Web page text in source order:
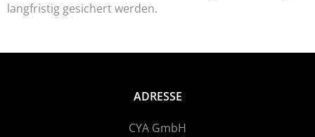
langfristig gesichert werden.
ADRESSE
CYA GmbH